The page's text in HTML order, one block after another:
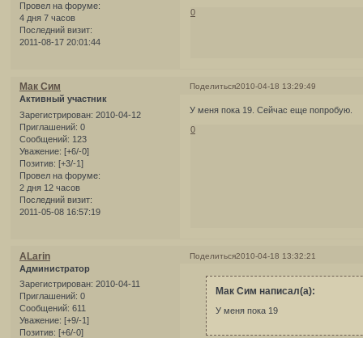
Провел на форуме:
4 дня 7 часов
Последний визит:
2011-08-17 20:01:44
0
Поделиться2010-04-18 13:29:49
Мак Сим
Активный участник
Зарегистрирован: 2010-04-12
Приглашений: 0
Сообщений: 123
Уважение: [+6/-0]
Позитив: [+3/-1]
Провел на форуме:
2 дня 12 часов
Последний визит:
2011-05-08 16:57:19
У меня пока 19. Сейчас еще попробую.
0
Поделиться2010-04-18 13:32:21
ALarin
Администратор
Зарегистрирован: 2010-04-11
Приглашений: 0
Сообщений: 611
Уважение: [+9/-1]
Позитив: [+6/-0]
Мак Сим написал(а):
У меня пока 19